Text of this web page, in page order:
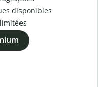
disponibles